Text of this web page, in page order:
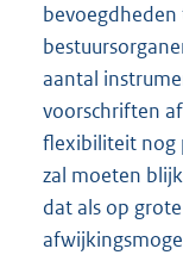
aantal
voorschriften
flexibiliteit nog
zal moeten
dat als op